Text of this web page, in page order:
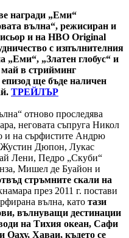
награди „Еми“
вълна“, режисиран и
и на HBO Original
с изпълнителния
„Еми“, „Златен глобус“ и
май в стрийминг
ще бъде наличен
ТРЕЙЛЪР
отново проследява
неговата съпруга Никол
и на сърфистите Андрю
Дюпон, Лукас
Лени, Педро „Скуби“
Мишел де Буайон и
стръмните скали на
през 2011 г. постави
вълна, като тази
вълнуващи дестинации
на Тихия океан, Сафи
Хаваи, където се